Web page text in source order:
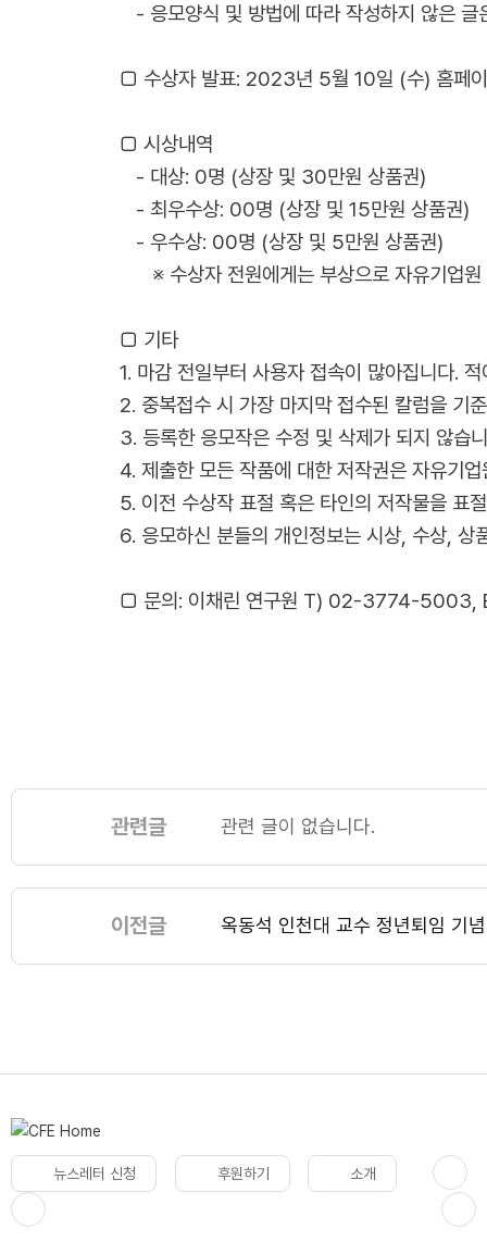
- 응모양식 및 방법에 따라 작성하지 않은 글
□ 수상자 발표: 2023년 5월 10일 (수) 홈페
□ 시상내역
- 대상: 0명 (상장 및 30만원 상품권)
- 최우수상: 00명 (상장 및 15만원 상품권)
- 우수상: 00명 (상장 및 5만원 상품권)
※ 수상자 전원에게는 부상으로 자유기업원
□ 기타
1. 마감 전일부터 사용자 접속이 많아집니다.
2. 중복접수 시 가장 마지막 접수된 칼럼을 기
3. 등록한 응모작은 수정 및 삭제가 되지 않습
4. 제출한 모든 작품에 대한 저작권은 자유기
5. 이전 수상작 표절 혹은 타인의 저작물을 표
6. 응모하신 분들의 개인정보는 시상, 수상,
□ 문의: 이채린 연구원 T) 02-3774-5003,
관련글 관련 글이 없습니다.
이전글 옥동석 인천대 교수 정년퇴임 기
뉴스레터 신청 후원하기 소개